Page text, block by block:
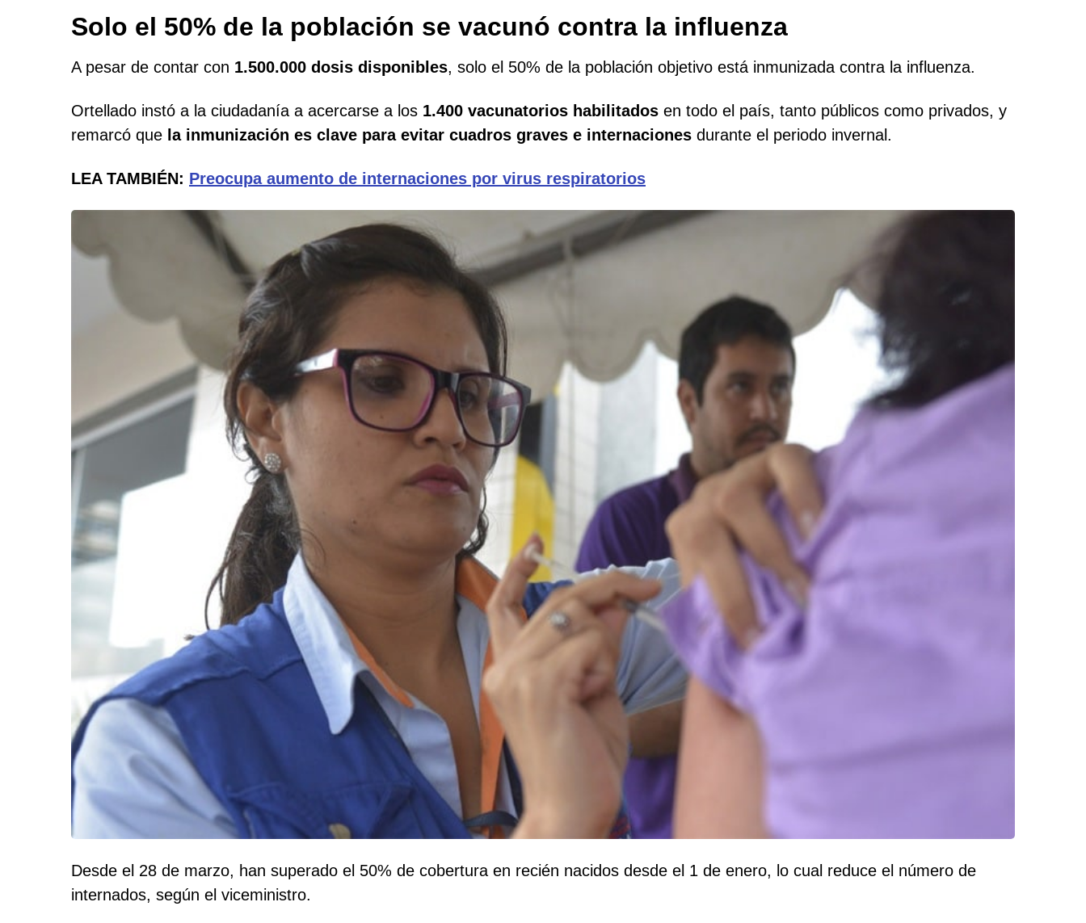
Solo el 50% de la población se vacunó contra la influenza
A pesar de contar con 1.500.000 dosis disponibles, solo el 50% de la población objetivo está inmunizada contra la influenza.
Ortellado instó a la ciudadanía a acercarse a los 1.400 vacunatorios habilitados en todo el país, tanto públicos como privados, y
remarcó que la inmunización es clave para evitar cuadros graves e internaciones durante el periodo invernal.
LEA TAMBIÉN: Preocupa aumento de internaciones por virus respiratorios
Desde el 28 de marzo, han superado el 50% de cobertura en recién nacidos desde el 1 de enero, lo cual reduce el número de
internados, según el viceministro.